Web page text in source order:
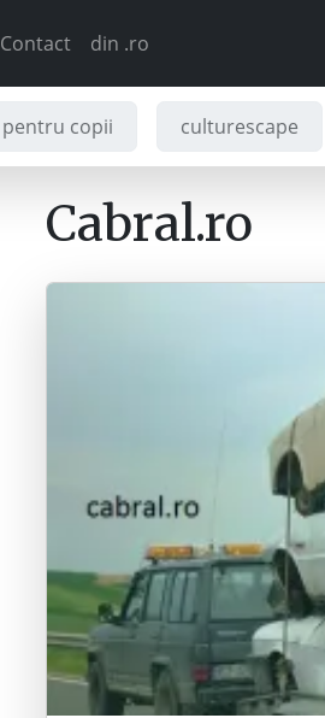
Contact din .ro
pentru copii culturescape
Cabral.ro